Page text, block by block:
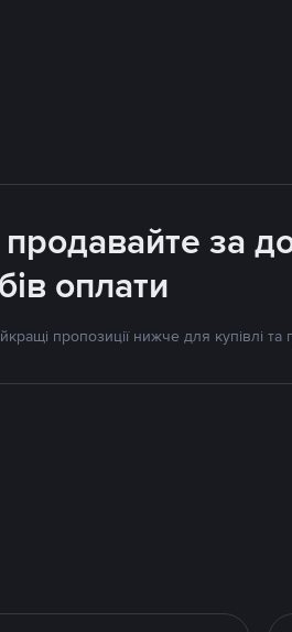
продавайте за
оплати
пропозиції нижче для купівлі